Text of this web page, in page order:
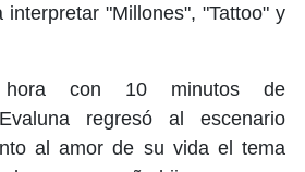
interpretar "Millones", "Tattoo" y
hora con 10 minutos de
regresó al escenario
al amor de su vida el tema